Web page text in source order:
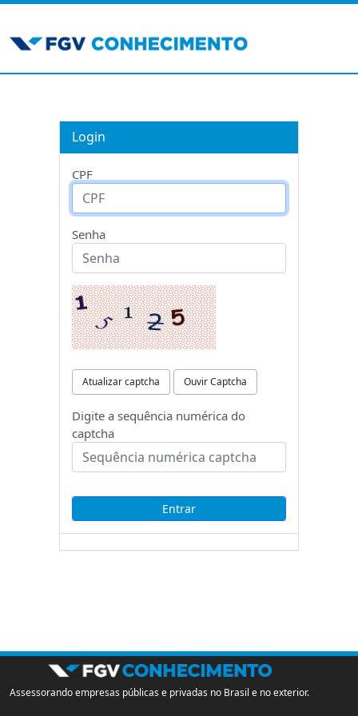
Login
CPF
Senha
Atualizar captcha Ouvir Captcha
Digite a sequência numérica do
captcha
Assessorando empresas públicas e privadas no Brasil e no exterior.